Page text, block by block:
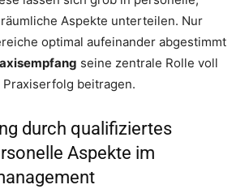
Aspekte unterteilen. Nur
optimal aufeinander abgestimmt
seine zentrale Rolle voll
beitragen.
durch qualifiziertes
Aspekte im